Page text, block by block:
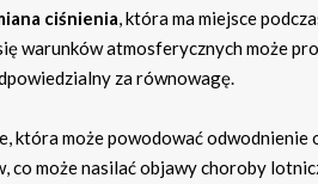
ciśnienia, która ma miejsce
warunków atmosferycznych może
za równowagę.
która może powodować odwodnienie
może nasilać objawy choroby